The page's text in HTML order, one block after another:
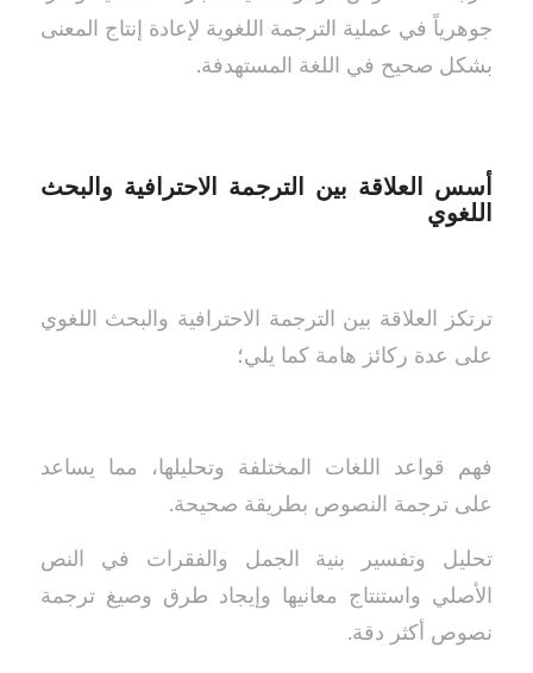
جوهرياً في عملية الترجمة اللغوية لإعادة إنتاج المعنى
بشكل صحيح في اللغة المستهدفة.
أسس العلاقة بين الترجمة الاحترافية والبحث
اللغوي
ترتكز العلاقة بين الترجمة الاحترافية والبحث اللغوي
على عدة ركائز هامة كما يلي؛
فهم قواعد اللغات المختلفة وتحليلها، مما يساعد
على ترجمة النصوص بطريقة صحيحة.
تحليل وتفسير بنية الجمل والفقرات في النص
الأصلي واستنتاج معانيها وإيجاد طرق وصيغ ترجمة
نصوص أكثر دقة.